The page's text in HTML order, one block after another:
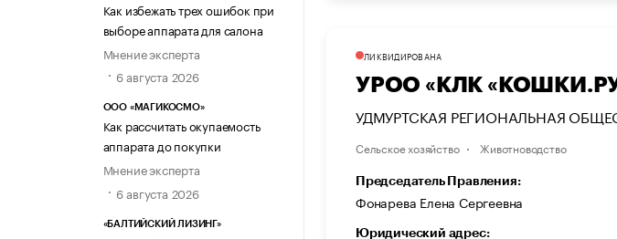
Как избежать трех ошибок при
выборе аппарата для салона
Мнение эксперта
6 августа 2026
ООО «МАГИКОСМО»
Как рассчитать окупаемость
аппарата до покупки
Мнение эксперта
6 августа 2026
«БАЛТИЙСКИЙ ЛИЗИНГ»
ЛИКВИДИРОВАНА
УРОО «КЛК
УДМУРТСКАЯ РЕГИОНАЛЬНАЯ
Сельское хозяйство Животноводство
Председатель Правления:
Фонарева Елена Сергеевна
Юридический адрес: